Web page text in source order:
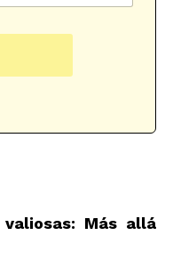
valiosas: Más allá